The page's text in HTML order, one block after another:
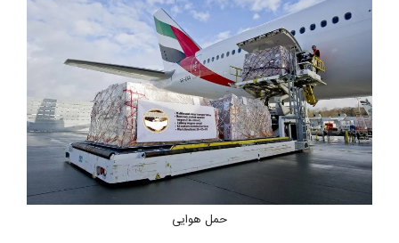
حمل هوایی